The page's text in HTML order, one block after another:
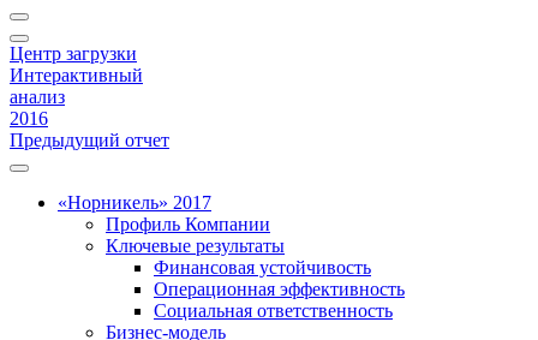
Центр загрузки
Интерактивный
анализ
2016
Предыдущий отчет
«Норникель» 2017
Профиль Компании
Ключевые результаты
Финансовая устойчивость
Операционная эффективность
Социальная ответственность
Бизнес-модель